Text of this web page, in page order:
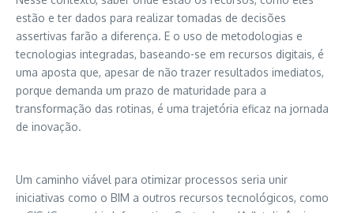
estão e ter dados para realizar tomadas de decisões
assertivas farão a diferença. E o uso de metodologias e
tecnologias integradas, baseando-se em recursos digitais, é
uma aposta que, apesar de não trazer resultados imediatos,
porque demanda um prazo de maturidade para a
transformação das rotinas, é uma trajetória eficaz na jornada
de inovação.
Um caminho viável para otimizar processos seria unir
iniciativas como o BIM a outros recursos tecnológicos, como